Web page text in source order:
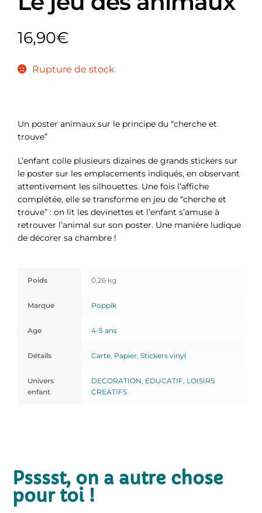
16,90€
Rupture de stock
Un poster animaux sur le principe du “cherche et
trouve”
L’enfant colle plusieurs dizaines de grands stickers sur
le poster sur les emplacements indiqués, en observant
attentivement les silhouettes. Une fois l’affiche
complétée, elle se transforme en jeu de “cherche et
trouve” : on lit les devinettes et l’enfant s’amuse à
retrouver l’animal sur son poster. Une manière ludique
de décorer sa chambre !
Poids 0,26 kg
Marque Poppik
Age 4-5 ans
Détails Carte, Papier, Stickers vinyl
Univers
enfant
DECORATION, EDUCATIF, LOISIRS
CREATIFS
Psssst, on a autre chose
pour toi !